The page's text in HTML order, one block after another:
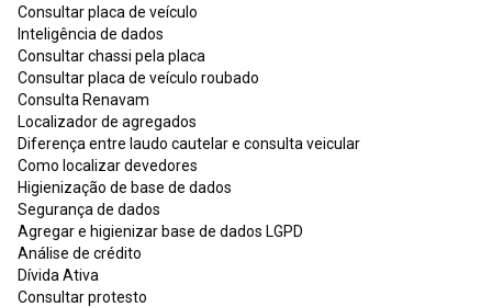
Consultar placa de veículo
Inteligência de dados
Consultar chassi pela placa
Consultar placa de veículo roubado
Consulta Renavam
Localizador de agregados
Diferença entre laudo cautelar e consulta veicular
Como localizar devedores
Higienização de base de dados
Segurança de dados
Agregar e higienizar base de dados LGPD
Análise de crédito
Dívida Ativa
Consultar protesto